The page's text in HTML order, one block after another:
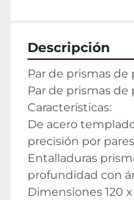
Descripción
Par de prismas de
Par de prismas de
Características:
De acero
precisión por
Entalladuras
profundidad con
Dimensiones 120